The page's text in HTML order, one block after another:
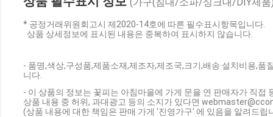
* 공정거래위원회고시 제2020-14호에 따른 필수표시항목입니다.
상품 상세정보에 표시된 내용은 중복하여 표시하지 않습니다.
- 품명,색상,구성품,제품소재,제조자,제조국,크기,배송·설치비용,
니다.
- 이 상품의 정보는 꽃피는 아침마을에 가게 문을 연 판매자가 직접
상품 내용 중 허위, 과대광고 등의 소지가 있다면
(상품 내용에 대한 책임은 판매 가게 '진영가구' 에 있음을 알려드립